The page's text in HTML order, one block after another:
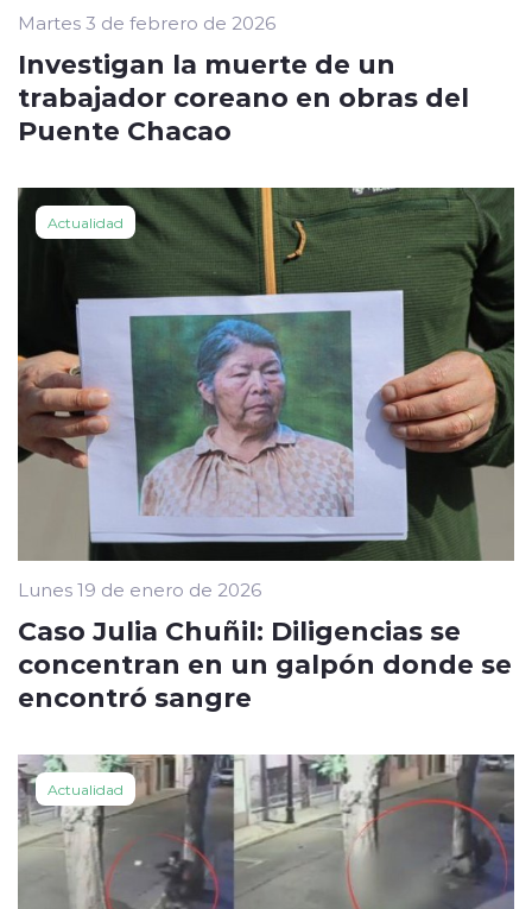
Martes 3 de febrero de 2026
Investigan la muerte de un
trabajador coreano en obras del
Puente Chacao
Actualidad
Lunes 19 de enero de 2026
Caso Julia Chuñil: Diligencias se
concentran en un galpón donde se
encontró sangre
Actualidad